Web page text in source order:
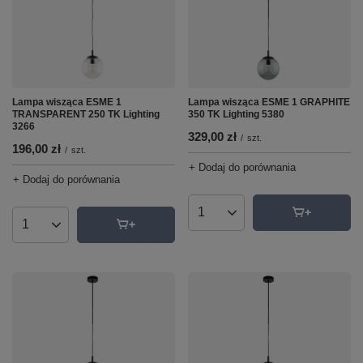
Lampa wisząca ESME 1
TRANSPARENT 250 TK Lighting
3266
196,00 zł / szt.
+ Dodaj do porównania
Ilość produktów
Lampa wisząca ESME 1 GRAPHITE
350 TK Lighting 5380
329,00 zł / szt.
+ Dodaj do porównania
Ilość produktów